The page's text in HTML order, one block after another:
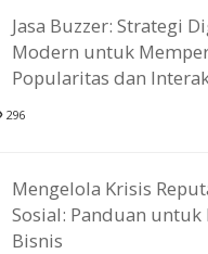
Jasa Buzzer: Strategi
Modern untuk
Popularitas dan
296
Mengelola Krisis
Sosial: Panduan
Bisnis